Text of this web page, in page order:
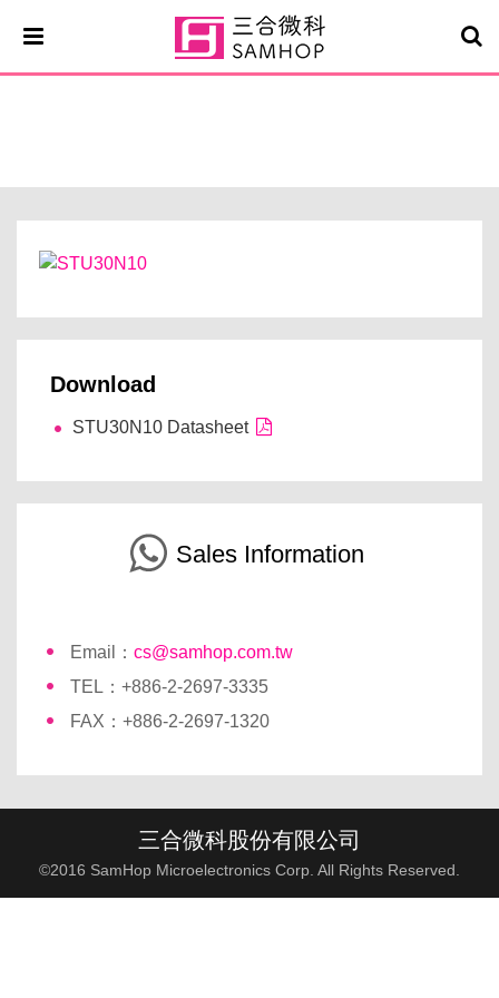
Download
STU30N10 Datasheet
Sales Information
Email： cs@samhop.com.tw
TEL：+886-2-2697-3335
FAX：+886-2-2697-1320
三合微科股份有限公司
©2016 SamHop Microelectronics Corp. All Rights Reserved.